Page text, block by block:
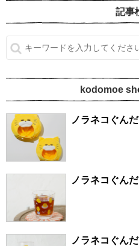
記事
kodomoe
ノラネコぐん